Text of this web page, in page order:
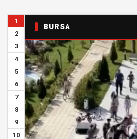
1
2
3
4
5
6
7
8
9
10
BURSA